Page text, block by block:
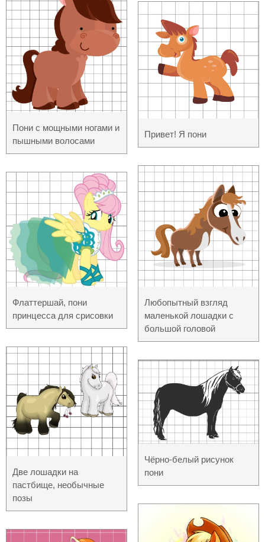
Пони с мощными ногами и
пышными волосами
Флаттершай, пони
принцесса для срисовки
Две лошадки на
пастбище, необычные
позы
Привет! Я пони
Любопытный взгляд
маленькой лошадки с
большой головой
Чёрно-белый рисунок
пони